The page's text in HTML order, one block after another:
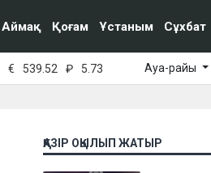
Аймақ Қоғам Ұстаным Сұхбат
€ 539.52 ₽ 5.73 Ауа-райы
ҚАЗІР ОҚЫЛЫП ЖАТЫР